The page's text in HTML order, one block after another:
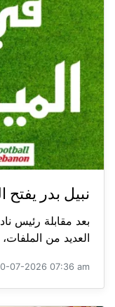
نبيل بدر يفتح
بعد مقابلة رئيس
العديد من الملفات،
07-2026 07:36 am